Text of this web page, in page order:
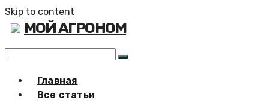
Skip to content
МОЙ АГРОНОМ
Главная
Все статьи